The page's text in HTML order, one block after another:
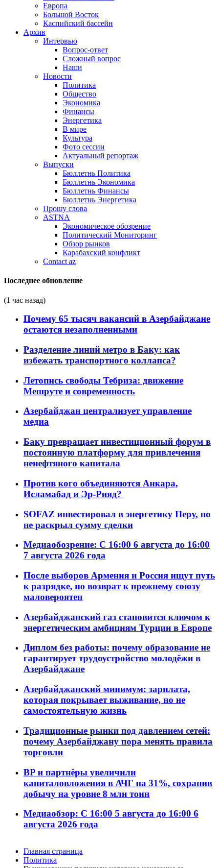
Европа
Большой Восток
Каспийский бассейн
Архив
Интервью
Вопрос-ответ
Сложный вопрос
Наши
Новости
Политика
Общество
Экономика
Финансы
Энергетика
В мире
Культура
Фото сессии
Актуальный репортаж
Выпуски
Бюллетнь Политика
Бюллетнь Экономика
Бюллетнь Финансы
Бюллетнь Энергетика
Прошу слова
ASTNA
Экономическое обозрение
Политический Мониторинг
Обзор рынков
Карабахский конфликт
Contact az
Последнее обновление
(1 час назад)
Почему 65 тысяч вакансий в Азербайджане
остаются незаполненными
Разделение линий метро в Баку: как
избежать транспортного коллапса?
Летопись свободы Тебриза: движение
Мешруте и современность
Азербайджан централизует управление
медиа
Баку превращает инвестиционный форум в
постоянную платформу для привлечения
ненефтяного капитала
Против кого объединяются Анкара,
Исламабад и Эр-Рияд?
SOFAZ инвестировал в энергетику Перу, но
не раскрыл сумму сделки
Медиаобозрение: С 16:00 6 августа до 16:00
7 августа 2026 года
После выборов Армения и Россия ищут путь
к разрядке, но возврат к прежнему союзу
маловероятен
Азербайджанский газ становится ключом к
энергетическим амбициям Турции в Европе
Диплом без работы: почему образование не
гарантирует трудоустройство молодёжи в
Азербайджане
Азербайджанский минимум: зарплата,
которая покрывает выживание, но не
самостоятельную жизнь
Традиционные рынки под давлением сетей:
почему Азербайджану пора менять правила
торговли
BP и партнёры увеличили
капиталовложения в АЧГ на 31%, сохранив
добычу на уровне 8 млн тонн
Медиаобзор: С 16:00 5 августа до 16:00 6
августа 2026 года
Главная страница
Политика